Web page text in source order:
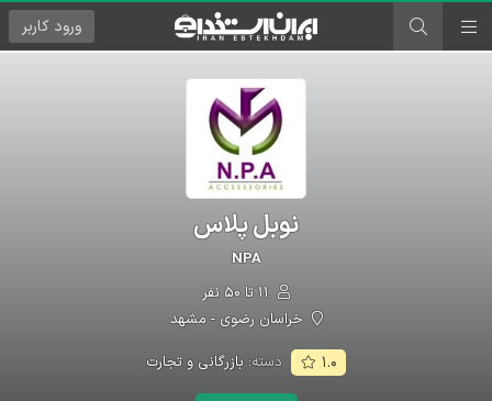
ورود کاربر
نوبل پلاس
NPA
خراسان رضوی - مشهد
۱.۰ دسته: بازرگانی و تجارت